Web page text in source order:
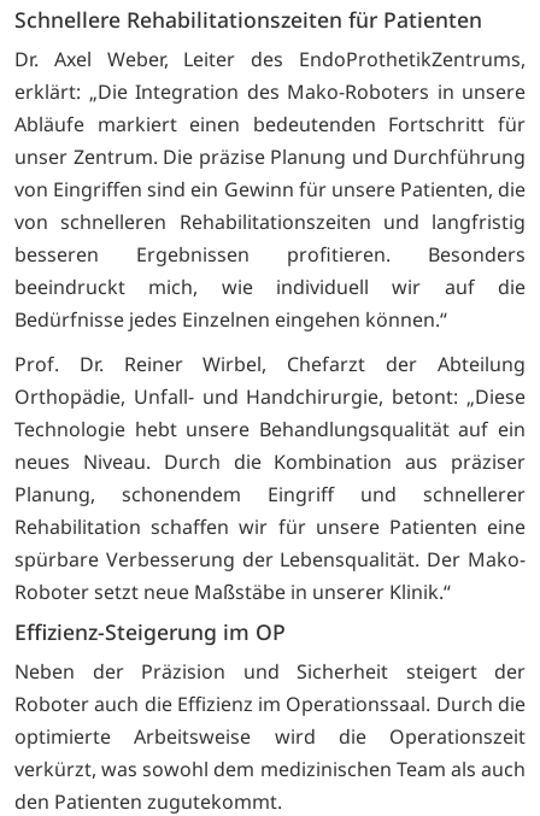
Schnellere Rehabilitationszeiten für Patienten
Dr. Axel Weber, Leiter des EndoProthetikZentrums,
erklärt: „Die Integration des Mako-Roboters in unsere
Abläufe markiert einen bedeutenden Fortschritt für
unser Zentrum. Die präzise Planung und Durchführung
von Eingriffen sind ein Gewinn für unsere Patienten, die
von schnelleren Rehabilitationszeiten und langfristig
besseren Ergebnissen profitieren. Besonders
beeindruckt mich, wie individuell wir auf die
Bedürfnisse jedes Einzelnen eingehen können.“
Prof. Dr. Reiner Wirbel, Chefarzt der Abteilung
Orthopädie, Unfall- und Handchirurgie, betont: „Diese
Technologie hebt unsere Behandlungsqualität auf ein
neues Niveau. Durch die Kombination aus präziser
Planung, schonendem Eingriff und schnellerer
Rehabilitation schaffen wir für unsere Patienten eine
spürbare Verbesserung der Lebensqualität. Der Mako-
Roboter setzt neue Maßstäbe in unserer Klinik.“
Effizienz-Steigerung im OP
Neben der Präzision und Sicherheit steigert der
Roboter auch die Effizienz im Operationssaal. Durch die
optimierte Arbeitsweise wird die Operationszeit
verkürzt, was sowohl dem medizinischen Team als auch
den Patienten zugutekommt.